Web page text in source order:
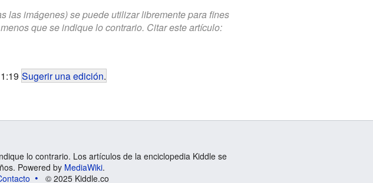
las imágenes) se puede utilizar libremente para fines
que se indique lo contrario. Citar este artículo:
Sugerir una edición.
lo contrario. Los artículos de la enciclopedia Kiddle se
Powered by MediaWiki.
© 2025 Kiddle.co